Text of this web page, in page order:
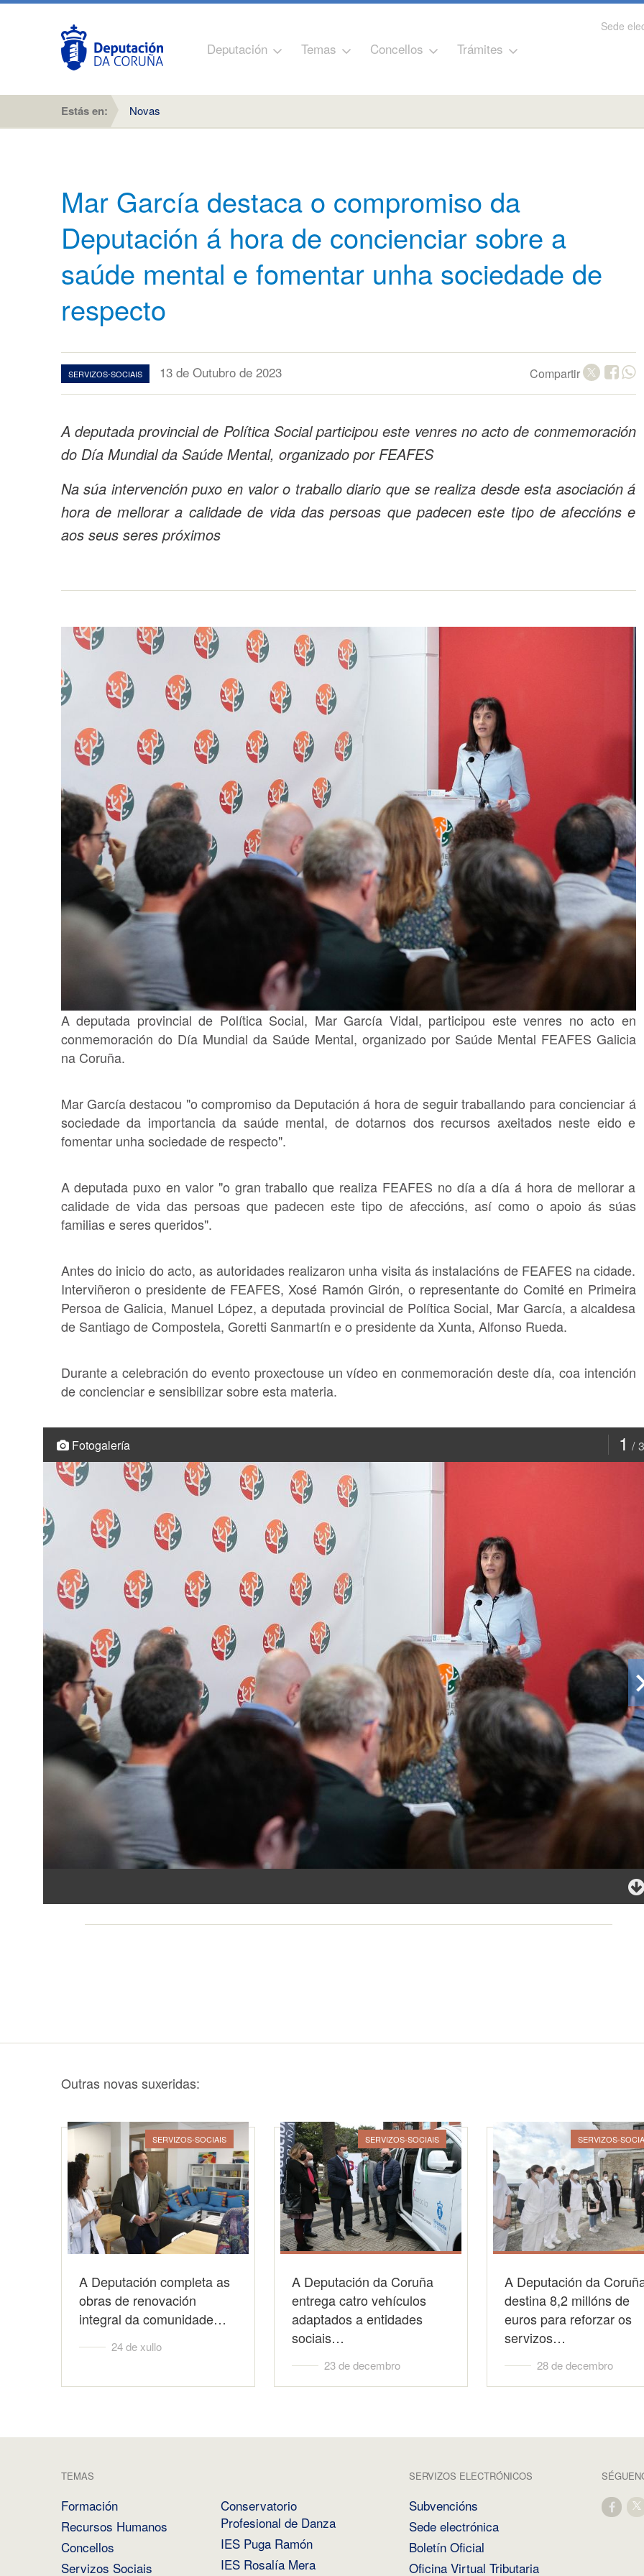
Sede
Deputación Temas Concellos Trámites
Estás en: Novas
Mar García destaca o compromiso da
Deputación á hora de concienciar sobre a
saúde mental e fomentar unha sociedade de
respecto
SERVIZOS-SOCIAIS 13 de Outubro de 2023 Compartir
A deputada provincial de Política Social participou este venres no acto de conmemoración
do Día Mundial da Saúde Mental, organizado por FEAFES
Na súa intervención puxo en valor o traballo diario que se realiza desde esta asociación á
hora de mellorar a calidade de vida das persoas que padecen este tipo de afeccións e
aos seus seres próximos
A deputada provincial de Política Social, Mar García Vidal, participou este venres no acto en
conmemoración do Día Mundial da Saúde Mental, organizado por Saúde Mental FEAFES Galicia
na Coruña.
Mar García destacou "o compromiso da Deputación á hora de seguir traballando para concienciar á
sociedade da importancia da saúde mental, de dotarnos dos recursos axeitados neste eido e
fomentar unha sociedade de respecto".
A deputada puxo en valor "o gran traballo que realiza FEAFES no día a día á hora de mellorar a
calidade de vida das persoas que padecen este tipo de afeccións, así como o apoio ás súas
familias e seres queridos".
Antes do inicio do acto, as autoridades realizaron unha visita ás instalacións de FEAFES na cidade.
Interviñeron o presidente de FEAFES, Xosé Ramón Girón, o representante do Comité en Primeira
Persoa de Galicia, Manuel López, a deputada provincial de Política Social, Mar García, a alcaldesa
de Santiago de Compostela, Goretti Sanmartín e o presidente da Xunta, Alfonso Rueda.
Durante a celebración do evento proxectouse un vídeo en conmemoración deste día, coa intención
de concienciar e sensibilizar sobre esta materia.
1 3
Fotogalería
Outras novas suxeridas:
SERVIZOS-SOCIAIS
A Deputación completa as
obras de renovación
integral da comunidade…
24 de xullo
SERVIZOS-SOCIAIS
A Deputación da Coruña
entrega catro vehículos
adaptados a entidades
sociais…
23 de decembro
SERVIZOS-
A Deputación da
destina 8,2 millóns de
euros para reforzar os
servizos…
28 de decembro
TEMAS
Formación
Recursos Humanos
Concellos
Servizos Sociais
Conservatorio
Profesional de Danza
IES Puga Ramón
IES Rosalía Mera
SERVIZOS ELECTRÓNICOS
Subvencións
Sede electrónica
Boletín Oficial
Oficina Virtual Tributaria